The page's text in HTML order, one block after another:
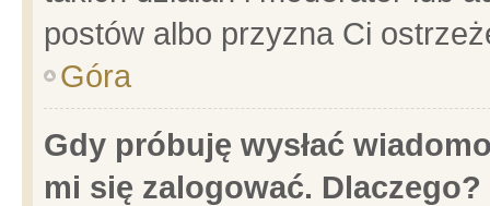
postów albo przyzna Ci
Góra
Gdy próbuję wysłać
mi się zalogować. Dlaczego?